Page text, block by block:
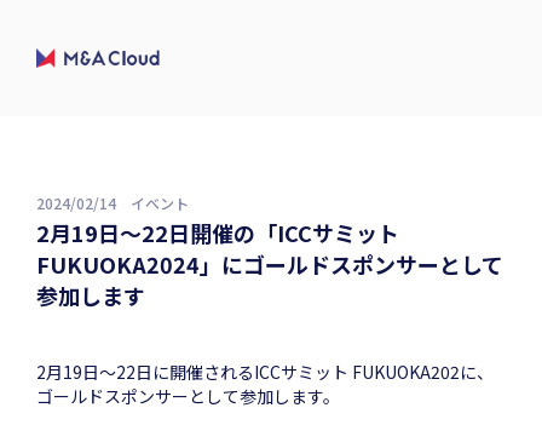
2024/02/14 イベント
2月19日～22日開催の「ICCサミット
FUKUOKA2024」にゴールドスポンサーとして
参加します
2月19日～22日に開催されるICCサミット FUKUOKA202に、
ゴールドスポンサーとして参加します。